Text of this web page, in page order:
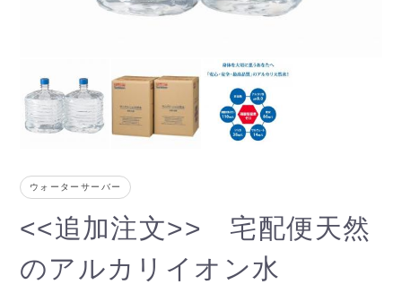
ウォーターサーバー
<<追加注文>> 宅配便天然
のアルカリイオン水